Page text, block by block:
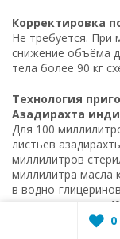
Корректировка
Не требуется. При
снижение объёма
тела более 90 кг
Технология
Азадирахта
Для 100
листьев
миллилитров
миллилитра масла
в водно-
при температуре
через
0